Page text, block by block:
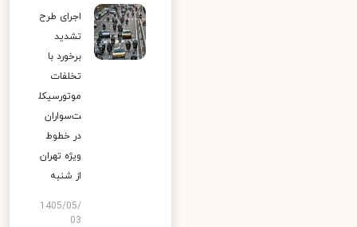
اجرای طرح
تشدید
برخورد با
تخلفات
موتورسیکل
ت‌سواران
در خطوط
ویژه تهران
از شنبه
1405/05/
03